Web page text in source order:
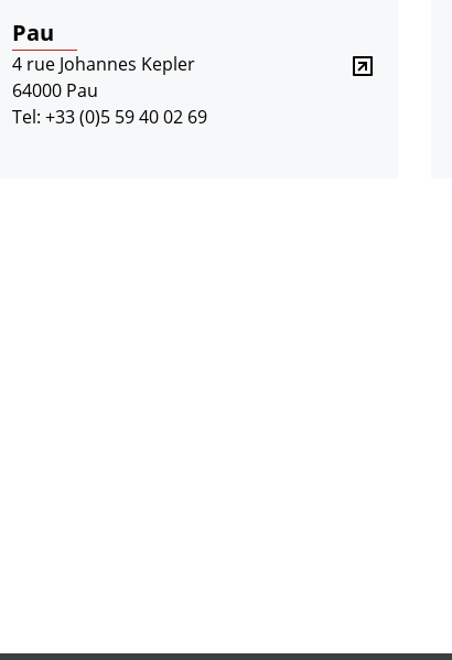
Pau
4 rue Johannes Kepler
64000 Pau
Tel: +33 (0)5 59 40 02 69